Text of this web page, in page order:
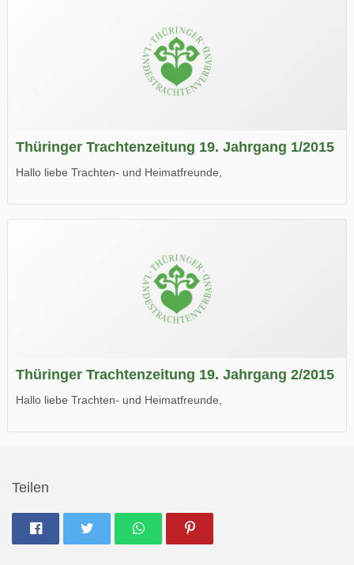
Thüringer Trachtenzeitung 19. Jahrgang 1/2015
Hallo liebe Trachten- und Heimatfreunde,
Wir wünschen Euch viel Spaß beim Lesen.
Thüringer Trachtenzeitung 19. Jahrgang 2/2015
Hallo liebe Trachten- und Heimatfreunde,
Teilen